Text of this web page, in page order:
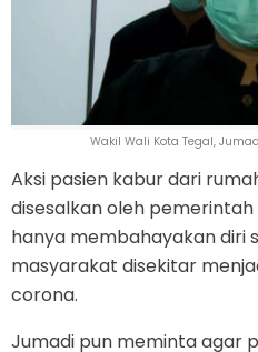
Wakil Wali Kota Tegal,
Aksi pasien kabur dari
disesalkan oleh
hanya membahayakan diri
masyarakat disekitar
corona.
Jumadi pun meminta agar